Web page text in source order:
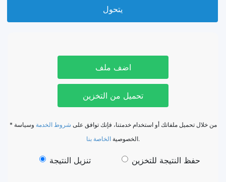
يتحول
اضف ملف
تحميل من التخزين
* من خلال تحميل ملفاتك أو استخدام خدمتنا، فإنك توافق على شروط الخدمة وسياسة
الخصوصية الخاصة بنا .
تنزيل النتيجة حفظ النتيجة للتخزين